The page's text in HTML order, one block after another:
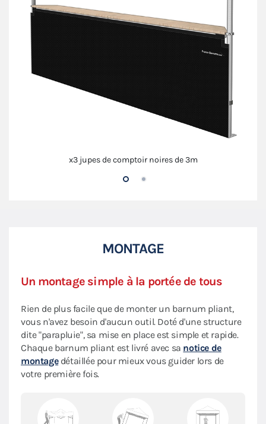
x3 jupes de comptoir noires de 3m
MONTAGE
Un montage simple à la portée de tous
Rien de plus facile que de monter un barnum pliant,
vous n'avez besoin d'aucun outil. Doté d'une structure
dite "parapluie", sa mise en place est simple et rapide.
Chaque barnum pliant est livré avec sa notice de
montagedétaillée pour mieux vous guider lors de
votre première fois.